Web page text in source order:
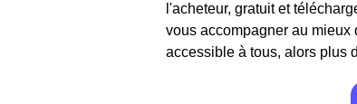
l'acheteur, gratuit et
vous accompagner au mieux
accessible à tous, alors plus